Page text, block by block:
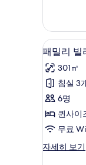
보
기
룸
자
세
히
보
기
패
밀
리
빌
라,
침
3
25
패밀리 빌
301㎡
침실 3
6명
퀸사이
무료
자세히 보기
패